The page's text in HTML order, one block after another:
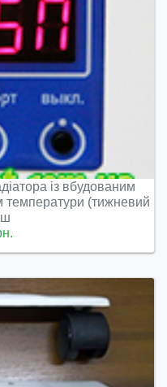
із вбудованим
температури (тижневий
ш